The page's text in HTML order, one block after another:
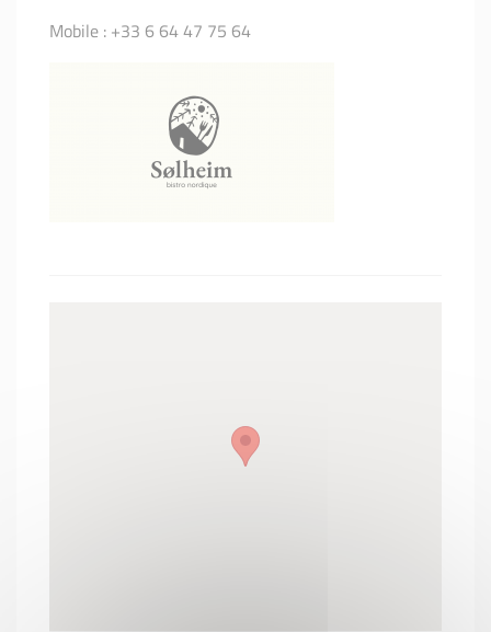
Mobile : +33 6 64 47 75 64